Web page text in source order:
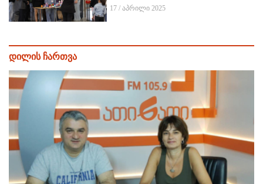
17 / აპრილი 2025
დილის ჩართვა